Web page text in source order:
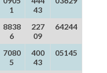
1
43
8838
6
227
09
64244
7080
5
400
43
05145